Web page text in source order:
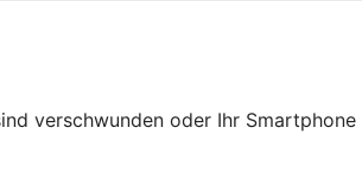
verschwunden oder Ihr